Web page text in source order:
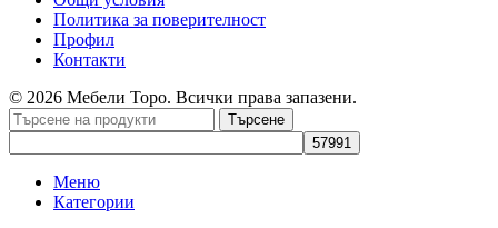
Политика за поверителност
Профил
Контакти
© 2026 Мебели Торо. Всички права запазени.
Търсене
Меню
Категории